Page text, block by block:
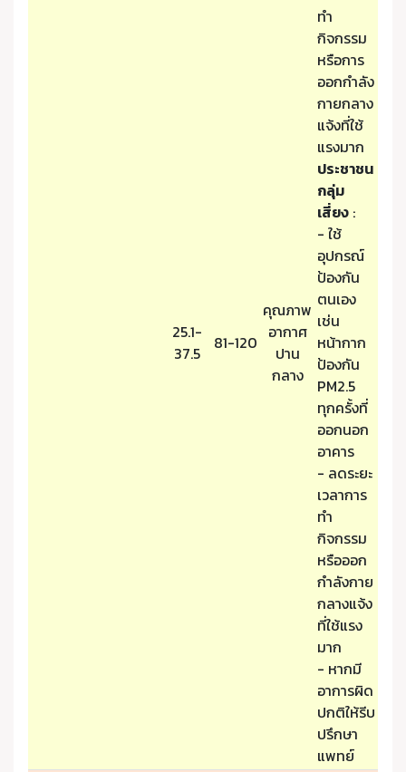
25.1-
37.5
81-120
คุณภาพ
อากาศ
ปาน
กลาง
ทำ
กิจกรรม
หรือการ
ออกกำลัง
กายกลาง
แจ้งที่ใช้
แรงมาก
ประชาชน
กลุ่ม
เสี่ยง :
- ใช้
อุปกรณ์
ป้องกัน
ตนเอง
เช่น
หน้ากาก
ป้องกัน
PM2.5
ทุกครั้งที่
ออกนอก
อาคาร
- ลดระยะ
เวลาการ
ทำ
กิจกรรม
หรือออก
กำลังกาย
กลางแจ้ง
ที่ใช้แรง
มาก
- หากมี
อาการผิด
ปกติให้รีบ
ปรึกษา
แพทย์